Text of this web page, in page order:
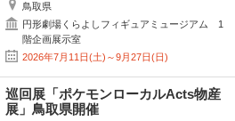
鳥取県
円形劇場くらよしフィギュアミュージアム 1
階企画展示室
2026年7月11日(土)～9月27日(日)
巡回展「ポケモンローカルActs物産
展」鳥取県開催